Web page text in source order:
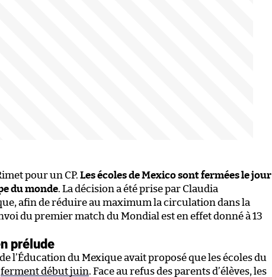
pour un CP. Les écoles de Mexico sont fermées le jour
du monde. La décision a été prise par Claudia
afin de réduire au maximum la circulation dans la
du premier match du Mondial est en effet donné à 13
prélude
l’Éducation du Mexique avait proposé que les écoles du
ferment début juin. Face au refus des parents d’élèves, les